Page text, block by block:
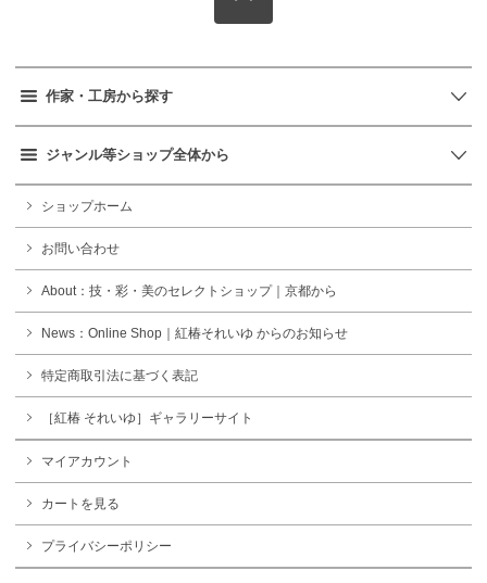
作家・工房から探す
ジャンル等ショップ全体から
ショップホーム
お問い合わせ
About：技・彩・美のセレクトショップ｜京都から
News：Online Shop｜紅椿それいゆ からのお知らせ
特定商取引法に基づく表記
［紅椿 それいゆ］ギャラリーサイト
マイアカウント
カートを見る
プライバシーポリシー